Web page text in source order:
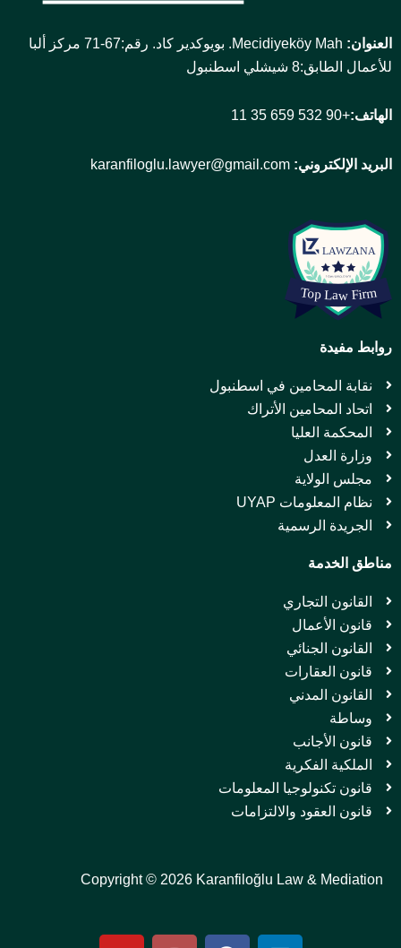
العنوان:
Mecidiyeköy Mah. بويوكدير كاد. رقم:67-71 مركز ألبا
للأعمال الطابق:8 شيشلي اسطنبول
الهاتف:+90 532 659 35 11
البريد الإلكتروني: karanfiloglu.lawyer@gmail.com
روابط مفيدة
نقابة المحامين في اسطنبول
اتحاد المحامين الأتراك
المحكمة العليا
وزارة العدل
مجلس الولاية
نظام المعلومات UYAP
الجريدة الرسمية
مناطق الخدمة
القانون التجاري
قانون الأعمال
القانون الجنائي
قانون العقارات
القانون المدني
وساطة
قانون الأجانب
الملكية الفكرية
قانون تكنولوجيا المعلومات
قانون العقود والالتزامات
Copyright © 2026 Karanfiloğlu Law & Mediation